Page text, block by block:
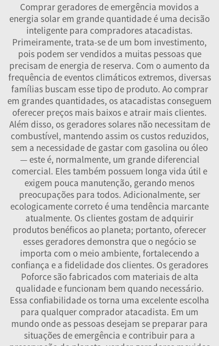
Comprar geradores de emergência movidos a
energia solar em grande quantidade é uma decisão
inteligente para compradores atacadistas.
Primeiramente, trata-se de um bom investimento,
pois podem ser vendidos a muitas pessoas que
precisam de energia de reserva. Com o aumento da
frequência de eventos climáticos extremos, diversas
famílias buscam esse tipo de produto. Ao comprar
em grandes quantidades, os atacadistas conseguem
oferecer preços mais baixos e atrair mais clientes.
Além disso, os geradores solares não necessitam de
combustível, mantendo assim os custos reduzidos,
sem a necessidade de gastar com gasolina ou óleo
— este é, normalmente, um grande diferencial
comercial. Eles também possuem longa vida útil e
exigem pouca manutenção, gerando menos
preocupações para todos. Adicionalmente, ser
ecologicamente correto é uma tendência marcante
atualmente. Os clientes gostam de adquirir
produtos benéficos ao planeta; portanto, oferecer
esses geradores demonstra que o negócio se
importa com o meio ambiente, fortalecendo a
confiança e a fidelidade dos clientes. Os geradores
Poforce são fabricados com materiais de alta
qualidade e funcionam bem quando necessário.
Essa confiabilidade os torna uma excelente escolha
para qualquer comprador atacadista. Em um
mundo onde as pessoas desejam se preparar para
situações de emergência e contribuir para a